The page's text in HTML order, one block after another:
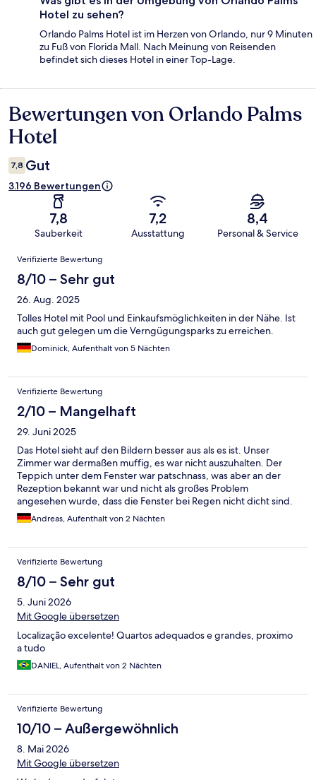
Hotel zu sehen?
Orlando Palms Hotel ist im Herzen von Orlando, nur 9 Minuten
zu Fuß von Florida Mall. Nach Meinung von Reisenden
befindet sich dieses Hotel in einer Top-Lage.
Bewertungen
Bewertungen von Orlando Palms
Hotel
7,8 Gut
3.196 Bewertungen
7,8
Sauberkeit
7,2
Ausstattung
8,4
Personal & Service
Bewertungen
Verifizierte Bewertung
8/10 – Sehr gut
26. Aug. 2025
Tolles Hotel mit Pool und Einkaufsmöglichkeiten in der Nähe. Ist
auch gut gelegen um die Verngügungsparks zu erreichen.
Dominick, Aufenthalt von 5 Nächten
Verifizierte Bewertung
2/10 – Mangelhaft
29. Juni 2025
Das Hotel sieht auf den Bildern besser aus als es ist. Unser
Zimmer war dermaßen muffig, es war nicht auszuhalten. Der
Teppich unter dem Fenster war patschnass, was aber an der
Rezeption bekannt war und nicht als großes Problem
angesehen wurde, dass die Fenster bei Regen nicht dicht sind.
Man möchte nicht wissen wie es unter dem Teppich aussieht.
Das schlechteste Hotel auf unserer vierwöchigen Reise.
Andreas, Aufenthalt von 2 Nächten
Verifizierte Bewertung
8/10 – Sehr gut
5. Juni 2026
Mit Google übersetzen
Localização excelente! Quartos adequados e grandes, proximo
a tudo
DANIEL, Aufenthalt von 2 Nächten
Verifizierte Bewertung
10/10 – Außergewöhnlich
8. Mai 2026
Mit Google übersetzen